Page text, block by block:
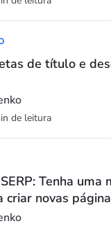
de título e
de leitura
Tenha uma
criar novas